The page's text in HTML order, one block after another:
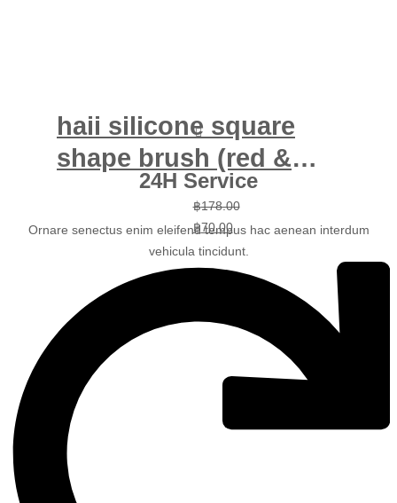
haii silicone square
shape brush (red &
yellow) pair
฿178.00
Original
price
was:
฿178.00.
฿70.00
Current
price
is:
฿70.00.
24H Service
Ornare senectus enim eleifend tempus hac aenean interdum
vehicula tincidunt.